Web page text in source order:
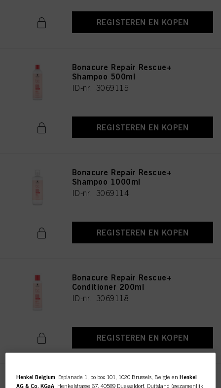
REGISTEREN EN KOPEN
Bonacure Repair Rescue+
Shampoo 500ml
ID-nr. 3069115
REGISTEREN EN KOPEN
Bonacure Repair Rescue+
Shampoo 1000ml
ID-nr. 3069114
REGISTEREN EN KOPEN
Bonacure Repair Rescue+
Conditioner 200ml
ID-nr. 3069118
REGISTEREN EN KOPEN
Bonacure Repair Rescue+
Henkel Belgium , Esplanade 1, po box 101, 1020 Brussels, België enHenkel
AG & Co. KGaA , Henkelstrasse 67, 40589 Duesseldorf, Duitsland (gezamenlijk